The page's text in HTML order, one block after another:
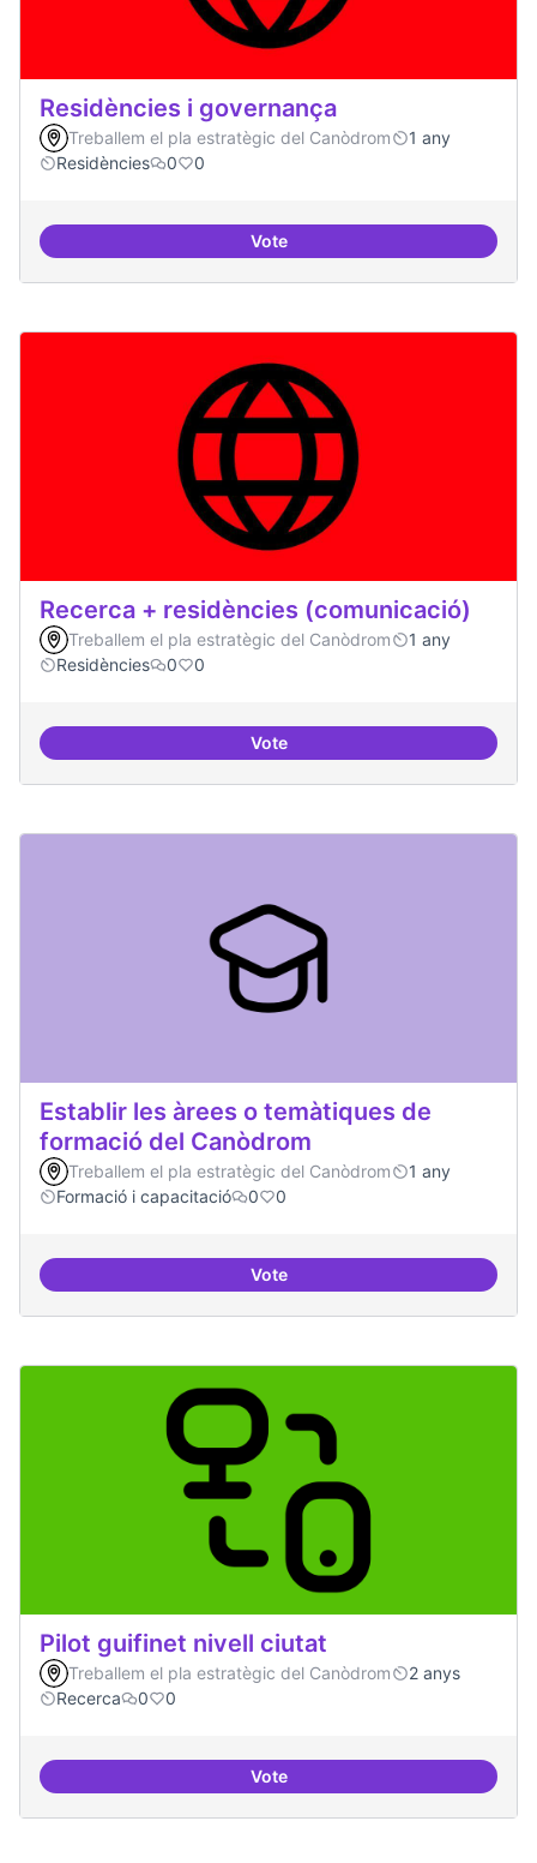
Residències i governança
Treballem el pla estratègic del Canòdrom
1 any
Residències
0 0
VoteResidències i governança
Recerca + residències (comunicació)
Treballem el pla estratègic del Canòdrom
1 any
Residències
0 0
VoteRecerca + residències
Establir les àrees o temàtiques de
formació del Canòdrom
Treballem el pla estratègic del Canòdrom
1 any
Formació i capacitació
0 0
VoteEstablir les àrees o temàtiques
Pilot guifinet nivell ciutat
Treballem el pla estratègic del Canòdrom
2 anys
Recerca
0 0
VotePilot guifinet nivell ciutat